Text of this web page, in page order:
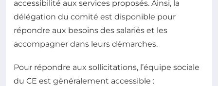
accessibilité aux services proposés. Ainsi, la
délégation du comité est disponible pour
répondre aux besoins des salariés et les
accompagner dans leurs démarches.
Pour répondre aux sollicitations, l’équipe sociale
du CE est généralement accessible :